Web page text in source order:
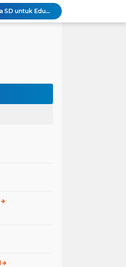
Wali Kota Pariaman Salurkan Bantuan bagi Korban Pohon Tumbang, Rumah Rusak Berat Akan Dibedah
Wali Kota Pariaman Ajukan Rancangan KUA-PPAS APBD 2027, Pendapatan Diproyeksikan Rp626,1 Miliar
Wali Kota Pariaman Hadiri Penguatan Relawan Pancasila, Tekankan Implementasi Nilai Pancasila dalam Pelayanan Publik